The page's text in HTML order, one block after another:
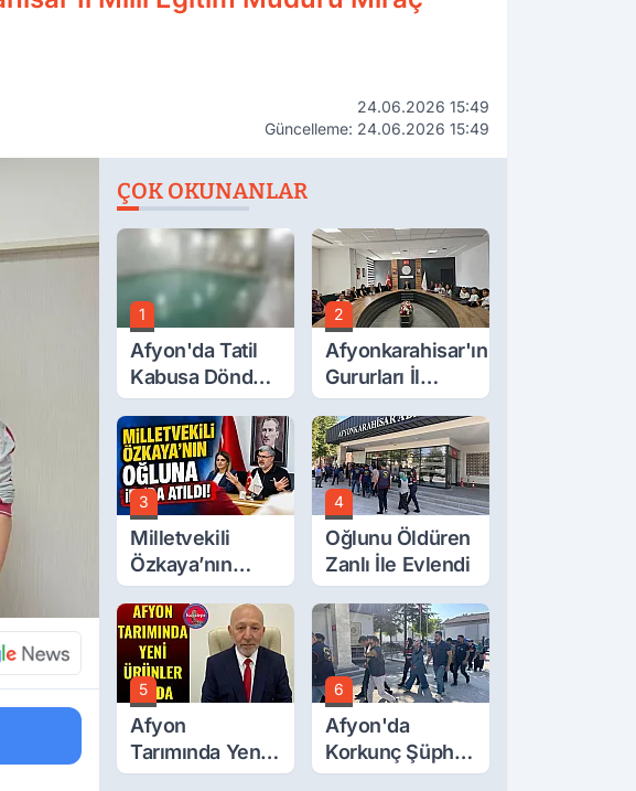
24.06.2026 15:49
Güncelleme: 24.06.2026 15:49
ÇOK OKUNANLAR
1
Afyon'da Tatil
Kabusa Döndü,
Acı Son!
2
Afyonkarahisar'ın
Gururları İl
Müdürüyle
Buluştu
3
Milletvekili
Özkaya’nın
Oğluna İftira
Atıldı
4
Oğlunu Öldüren
Zanlı İle Evlendi
5
Afyon
Tarımında Yeni
Ürünler Yolda
6
Afyon'da
Korkunç Şüphe!
Düştü Mü,